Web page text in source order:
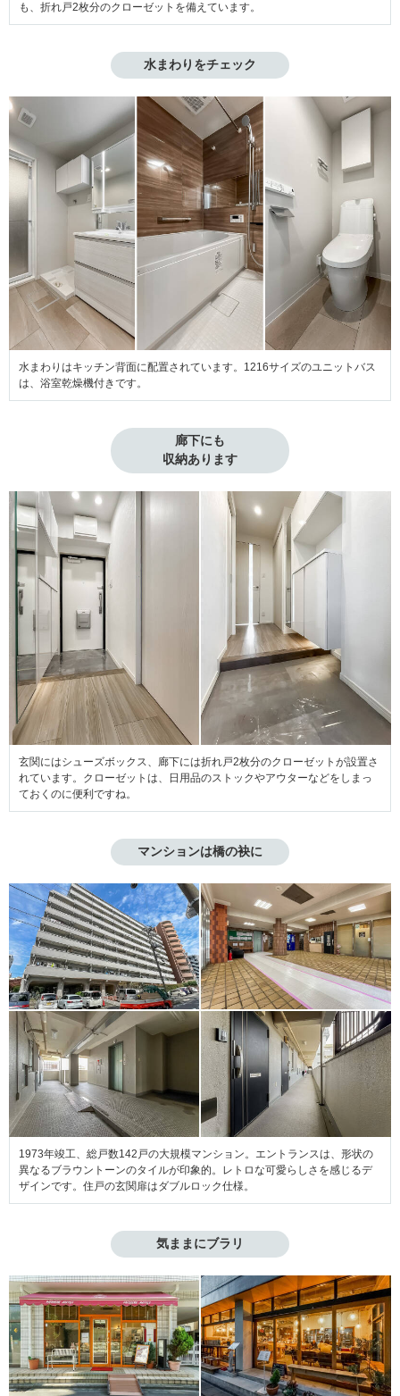
も、折れ戸2枚分のクローゼットを備えています。
水まわりをチェック
水まわりはキッチン背面に配置されています。1216サイズのユニットバス
は、浴室乾燥機付きです。
廊下にも
収納あります
玄関にはシューズボックス、廊下には折れ戸2枚分のクローゼットが設置さ
れています。クローゼットは、日用品のストックやアウターなどをしまっ
ておくのに便利ですね。
マンションは橋の袂に
1973年竣工、総戸数142戸の大規模マンション。エントランスは、形状の
異なるブラウントーンのタイルが印象的。レトロな可愛らしさを感じるデ
ザインです。住戸の玄関扉はダブルロック仕様。
気ままにブラリ